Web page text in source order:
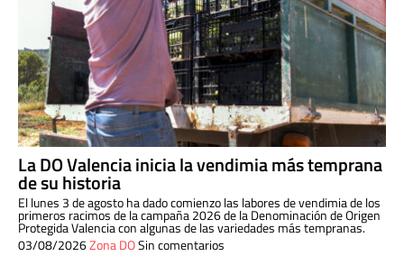
La DO Valencia inicia la vendimia más temprana
de su historia
El lunes 3 de agosto ha dado comienzo las labores de vendimia de los
primeros racimos de la campaña 2026 de la Denominación de Origen
Protegida Valencia con algunas de las variedades más tempranas.
03/08/2026Zona DOSin comentarios